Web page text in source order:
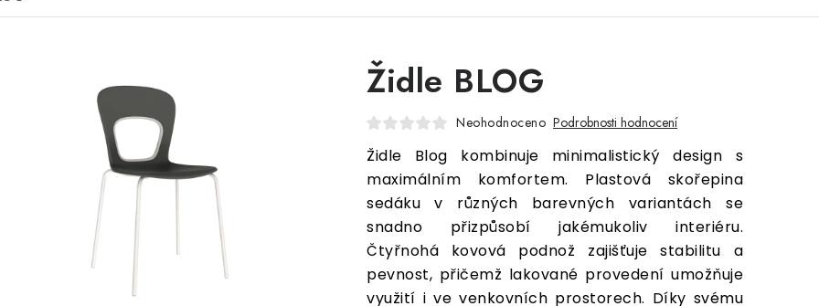
Židle BLOG
Neohodnoceno Podrobnosti hodnocení
Židle Blog kombinuje minimalistický design s
maximálním komfortem. Plastová skořepina
sedáku v různých barevných variantách se
snadno přizpůsobí jakémukoliv interiéru.
Čtyřnohá kovová podnož zajišťuje stabilitu a
pevnost, přičemž lakované provedení umožňuje
využití i ve venkovních prostorech. Díky svému